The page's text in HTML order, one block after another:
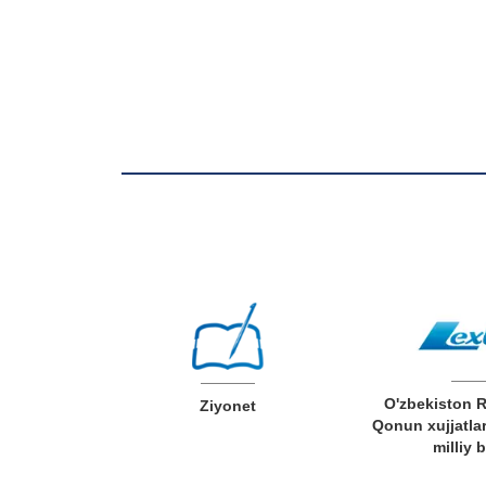
Ziyonet
O'zbekiston
Qonun
milliy